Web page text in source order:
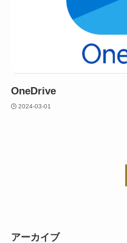
OneDrive
2024-03-01
アーカイブ